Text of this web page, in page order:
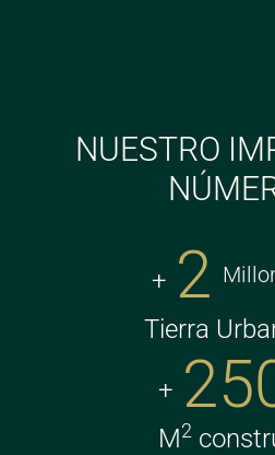
NUESTRO
2
Tierra
M2